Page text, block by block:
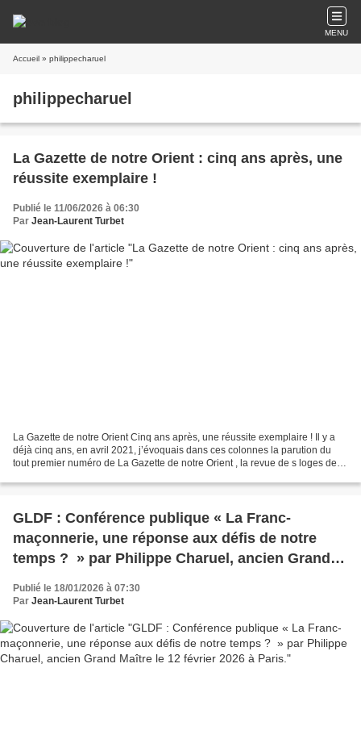
MENU
Accueil » philippecharuel
philippecharuel
La Gazette de notre Orient : cinq ans après, une
réussite exemplaire !
Publié le 11/06/2026 à 06:30
Par Jean-Laurent Turbet
La Gazette de notre Orient Cinq ans après, une réussite exemplaire ! Il y a
déjà cinq ans, en avril 2021, j’évoquais dans ces colonnes la parution du
tout premier numéro de La Gazette de notre Orient , la revue de s loges de
GLDF : Conférence publique « La Franc-
maçonnerie, une réponse aux défis de notre
temps ? » par Philippe Charuel, ancien Grand
Publié le 18/01/2026 à 07:30
Par Jean-Laurent Turbet